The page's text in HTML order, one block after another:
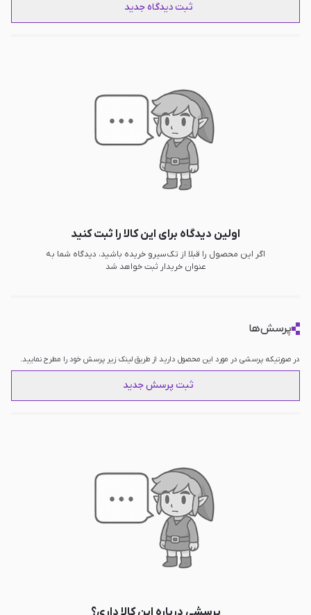
ثبت دیدگاه جدید
اولین دیدگاه برای این کالا را ثبت کنید
اگر این محصول را قبلا از تک‌سیرو خریده باشید، دیدگاه شما به
عنوان خریدار ثبت خواهد شد
پرسش‌ها
در صورتیکه پرسشی در مورد این محصول دارید از طریق لینک زیر پرسش خود را مطرح نمایید.
ثبت پرسش جدید
پرسشی درباره این کالا داری؟